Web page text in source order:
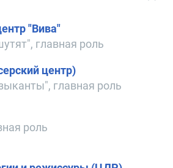
"Вива"
главная роль
центр)
главная роль
роль